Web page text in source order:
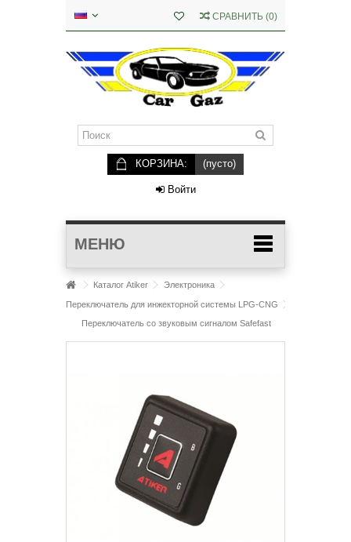
СРАВНИТЬ (0)
КОРЗИНА: (пусто)
Войти
МЕНЮ
Каталог Atiker Электроника
Переключатель для инжекторной системы LPG-CNG
Переключатель со звуковым сигналом Safefast